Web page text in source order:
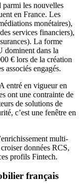
les nouvelles
en France. Les
monétaires),
services financiers),
La forme
dominent dans la
€ lors de la création
associés engagés.
entré en vigueur en
ont une contrainte de
de solutions de
c’est une fenêtre en
multi-
données RCS,
profils Fintech.
français